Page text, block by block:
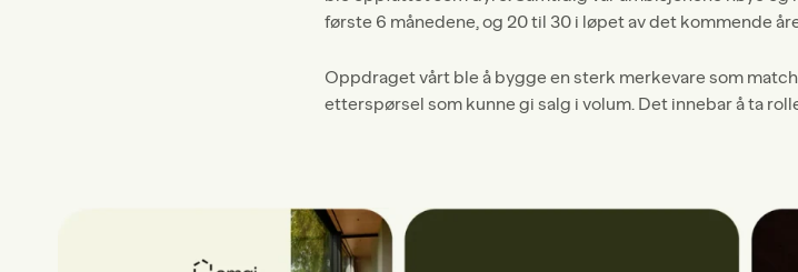
første 6 månedene, og 20 til 30 i løpet av det kommende
Oppdraget vårt ble å bygge en sterk merkevare som
etterspørsel som kunne gi salg i volum. Det innebar å ta